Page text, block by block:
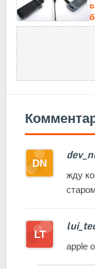
жду
apple